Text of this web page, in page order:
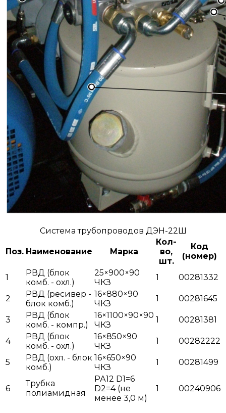
Система трубопроводов ДЭН-22Ш
Поз. Наименование Марка
Кол-
во,
шт.
Код
(номер)
1
РВД (блок
комб. - охл.)
25×900×90
ЧКЗ
1 00281332
2
РВД (ресивер -
блок комб.)
16×880×90
ЧКЗ
1 00281645
3
РВД (блок
комб. - компр.)
16×1100×90×90
ЧКЗ
1 00281381
4
РВД (блок
комб. - охл.)
16×850×90
ЧКЗ
1 00282222
5
РВД (охл. - блок
комб.)
16×650×90
ЧКЗ
1 00281499
6
Трубка
полиамидная
РА12 D1=6
D2=4 (не
менее 3,0 м)
1 00240906